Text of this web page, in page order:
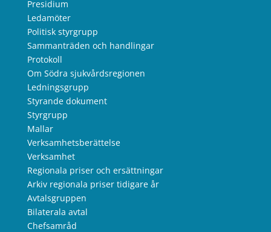
Presidium
Ledamöter
Politisk styrgrupp
Sammanträden och handlingar
Protokoll
Om Södra sjukvårdsregionen
Ledningsgrupp
Styrande dokument
Styrgrupp
Mallar
Verksamhetsberättelse
Verksamhet
Regionala priser och ersättningar
Arkiv regionala priser tidigare år
Avtalsgruppen
Bilaterala avtal
Chefsamråd